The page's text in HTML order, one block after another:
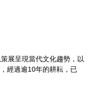
展呈現當代文化趨勢，以
經過逾10年的耕耘，已